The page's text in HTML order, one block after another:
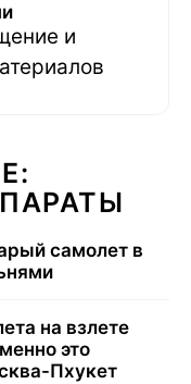
и
самолет в
на взлете
это
Пхукет